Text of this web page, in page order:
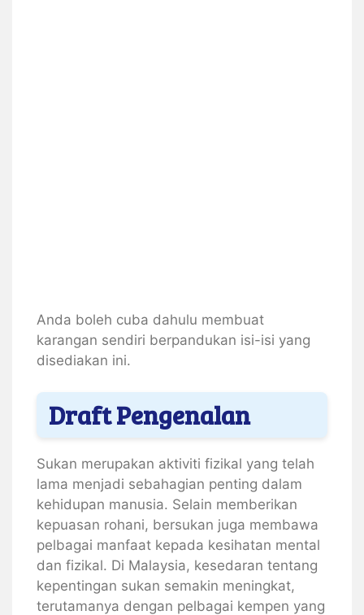
Anda boleh cuba dahulu membuat
karangan sendiri berpandukan isi-isi yang
disediakan ini.
Draft Pengenalan
Sukan merupakan aktiviti fizikal yang telah
lama menjadi sebahagian penting dalam
kehidupan manusia. Selain memberikan
kepuasan rohani, bersukan juga membawa
pelbagai manfaat kepada kesihatan mental
dan fizikal. Di Malaysia, kesedaran tentang
kepentingan sukan semakin meningkat,
terutamanya dengan pelbagai kempen yang